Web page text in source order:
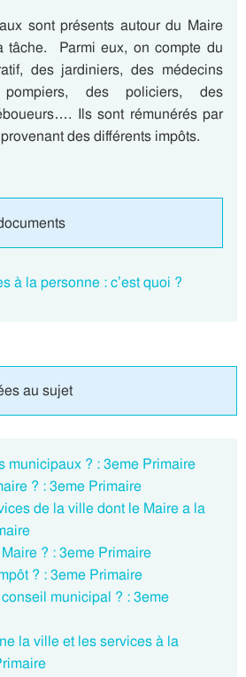
sont présents autour du Maire
tâche. Parmi eux, on compte du
des jardiniers, des médecins
des policiers, des
Ils sont rémunérés par
des différents impôts.
à la personne : c’est quoi ?
au sujet
municipaux ? : 3eme Primaire
? : 3eme Primaire
de la ville dont le Maire a la
? : 3eme Primaire
? : 3eme Primaire
municipal ? : 3eme
la ville et les services à la